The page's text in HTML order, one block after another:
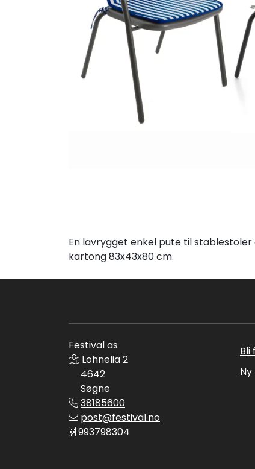
En lavrygget enkel pute til
kartong 83x43x80 cm.
Festival as
Lohnelia 2
4642
Søgne
38185600
post@festival.no
993798304
Bli